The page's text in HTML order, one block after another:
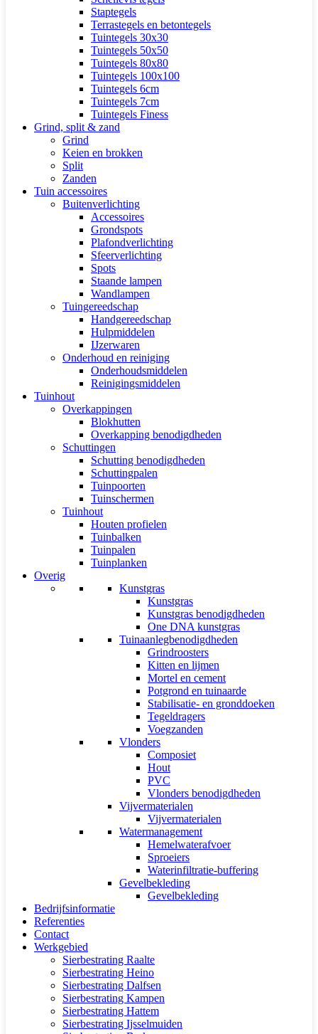
Staptegels
Terrastegels en betontegels
Tuintegels 30x30
Tuintegels 50x50
Tuintegels 80x80
Tuintegels 100x100
Tuintegels 6cm
Tuintegels 7cm
Tuintegels Finess
Grind, split & zand
Grind
Keien en brokken
Split
Zanden
Tuin accessoires
Buitenverlichting
Accessoires
Grondspots
Plafondverlichting
Sfeerverlichting
Spots
Staande lampen
Wandlampen
Tuingereedschap
Handgereedschap
Hulpmiddelen
IJzerwaren
Onderhoud en reiniging
Onderhoudsmiddelen
Reinigingsmiddelen
Tuinhout
Overkappingen
Blokhutten
Overkapping benodigdheden
Schuttingen
Schutting benodigdheden
Schuttingpalen
Tuinpoorten
Tuinschermen
Tuinhout
Houten profielen
Tuinbalken
Tuinpalen
Tuinplanken
Overig
Kunstgras
Kunstgras
Kunstgras benodigdheden
One DNA kunstgras
Tuinaanlegbenodigdheden
Grindroosters
Kitten en lijmen
Mortel en cement
Potgrond en tuinaarde
Stabilisatie- en gronddoeken
Tegeldragers
Voegzanden
Vlonders
Composiet
Hout
PVC
Vlonders benodigdheden
Vijvermaterialen
Vijvermaterialen
Watermanagement
Hemelwaterafvoer
Sproeiers
Waterinfiltratie-buffering
Gevelbekleding
Gevelbekleding
Bedrijfsinformatie
Referenties
Contact
Werkgebied
Sierbestrating Raalte
Sierbestrating Heino
Sierbestrating Dalfsen
Sierbestrating Kampen
Sierbestrating Hattem
Sierbestrating Ijsselmuiden